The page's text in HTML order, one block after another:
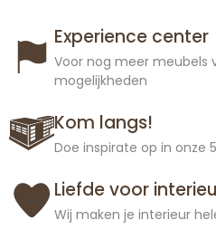
Experience center
Voor nog meer meubels
mogelijkheden
Kom langs!
Doe inspirate op in onze
Liefde voor
Wij maken je interieur